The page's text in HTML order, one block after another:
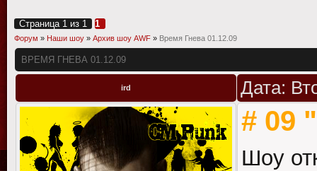
Страница 1 из 1 1
Форум » Наши шоу » Архив шоу AWF » Время Гнева 01.12.09
ВРЕМЯ ГНЕВА 01.12.09
ird Дата:
# 09
Шоу